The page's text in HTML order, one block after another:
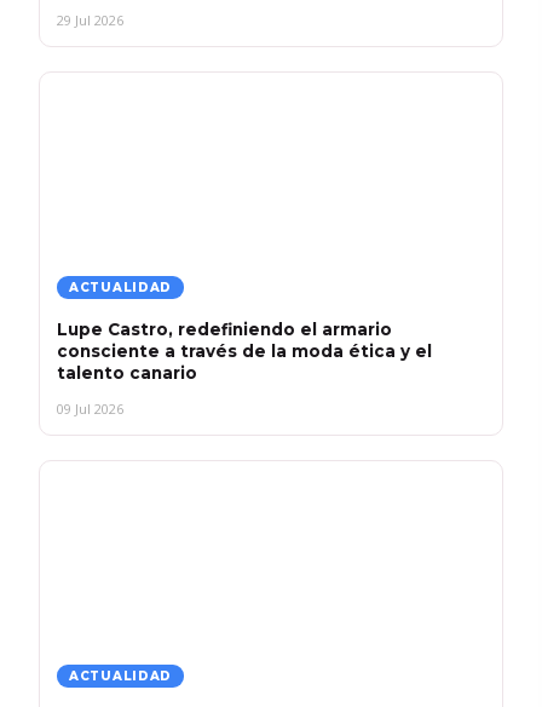
29 Jul 2026
ACTUALIDAD
Lupe Castro, redefiniendo el armario
consciente a través de la moda ética y el
talento canario
09 Jul 2026
ACTUALIDAD